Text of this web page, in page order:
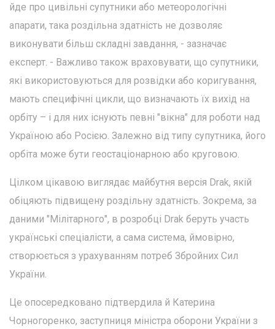
йде про цивільні супутники або метеорологічні
апарати, така роздільна здатність не дозволяє
виконувати більш складні завдання, - зазначає
експерт. - Важливо також враховувати, що супутники,
які використовуються для розвідки або коригування,
мають специфічні цикли, що визначають їх вихід на
орбіту – і для них існують певні "вікна" для роботи над
Україною або Росією. Залежно від типу супутника, його
орбіта може бути геостаціонарною або круговою.
Цілком цікавою виглядає майбутня версія Drak, якій
обіцяють підвищену роздільну здатність. Зокрема, за
даними "Мілітарного", в розробці Drak беруть участь
українські спеціалісти, а сама система, ймовірно,
створюється з урахуванням потреб Збройних Сил
України.
Це опосередковано підтвердила й Катерина
Чорногоренко, заступниця міністра оборони України з